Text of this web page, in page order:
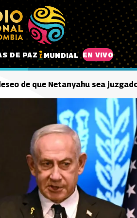
DE PAZ MUNDIAL EN VIVO
de que Netanyahu sea